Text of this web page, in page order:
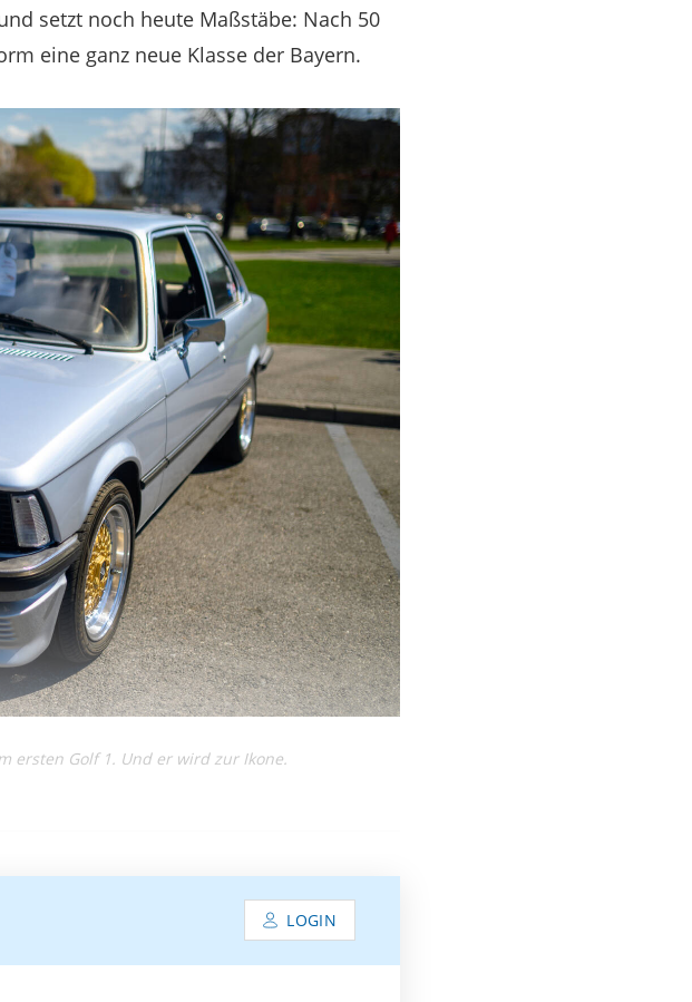
setzt noch heute Maßstäbe: Nach 50
eine ganz neue Klasse der Bayern.
ersten Golf 1. Und er wird zur Ikone.
LOGIN